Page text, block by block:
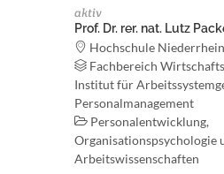
aktiv
Prof. Dr. rer. nat. Lutz
Hochschule Niederrhein
Fachbereich
Institut für
Personalmanagement
Personalentwicklung,
Organisationspsychologie
Arbeitswissenschaften